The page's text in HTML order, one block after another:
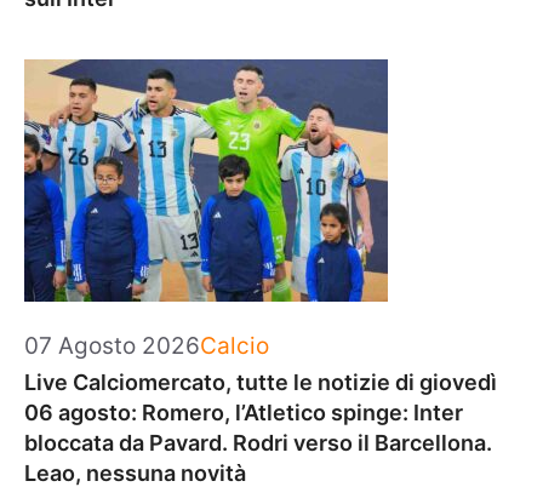
07 Agosto 2026Categorie
Calcio
Live Calciomercato, tutte le notizie di giovedì
06 agosto: Romero, l’Atletico spinge: Inter
bloccata da Pavard. Rodri verso il Barcellona.
Leao, nessuna novità